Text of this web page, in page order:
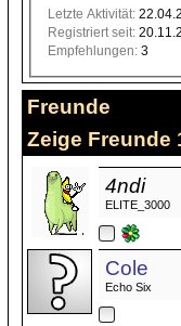
Letzte Aktivität:
Registriert seit:
Empfehlungen: 3
Freunde
Zeige Freunde
4ndi
ELITE_3000
Cole
Echo Six